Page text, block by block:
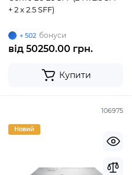
+ 2 x 2.5 SFF)
+ 502 бонуси
від 50250.00 грн.
Купити
106975
Новий